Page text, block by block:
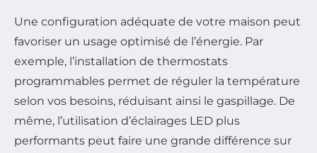
Une configuration adéquate de votre maison peut
favoriser un usage optimisé de l’énergie. Par
exemple, l’installation de thermostats
programmables permet de réguler la température
selon vos besoins, réduisant ainsi le gaspillage. De
même, l’utilisation d’éclairages LED plus
performants peut faire une grande différence sur